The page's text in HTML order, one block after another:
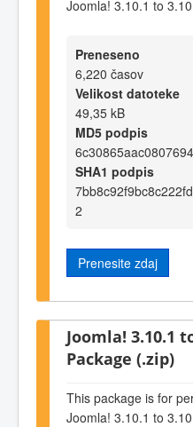
Joomla! 3.10.1 to
Preneseno
6,220 časov
Velikost datoteke
49,35 kB
MD5 podpis
SHA1 podpis
2
Prenesite zdaj
Joomla! 3.10.1
Package (.zip)
This package is for
Joomla! 3.10.1 to